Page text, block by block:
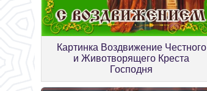
Картинка Воздвижение Честного
и Животворящего Креста
Господня